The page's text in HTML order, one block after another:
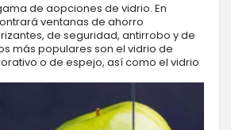
de aopciones de vidrio. En
ventanas de ahorro
de seguridad, antirrobo y de
más populares son el vidrio de
o de espejo, así como el vidrio